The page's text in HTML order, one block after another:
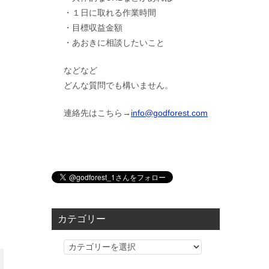
・１日に取れる作業時間
・目標収益金額
・あおきに相談したいこと
などなど
どんな質問でも構いません。
連絡先はこちら→ info@godforest.com
カテゴリー
カ